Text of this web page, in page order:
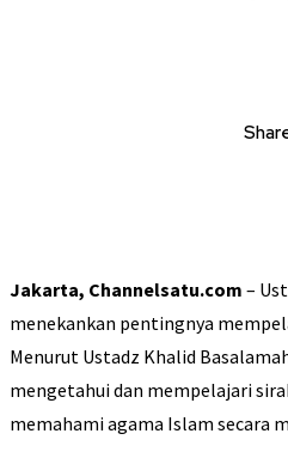
Jakarta, Channelsatu.com –
menekankan pentingnya
Menurut Ustadz Khalid
mengetahui dan mempelajari
memahami agama Islam secara